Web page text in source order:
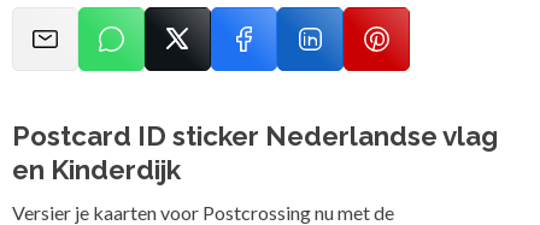
Postcard ID sticker Nederlandse vlag
en Kinderdijk
Versier je kaarten voor Postcrossing nu met de